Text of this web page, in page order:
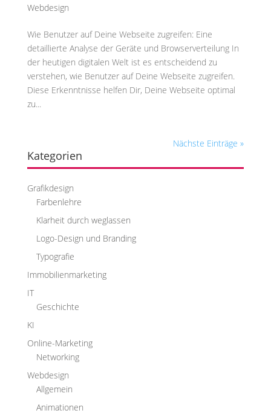
Webdesign
Wie Benutzer auf Deine Webseite zugreifen: Eine
detaillierte Analyse der Geräte und Browserverteilung In
der heutigen digitalen Welt ist es entscheidend zu
verstehen, wie Benutzer auf Deine Webseite zugreifen.
Diese Erkenntnisse helfen Dir, Deine Webseite optimal
zu...
Nächste Einträge »
Kategorien
Grafikdesign
Farbenlehre
Klarheit durch weglassen
Logo-Design und Branding
Typografie
Immobilienmarketing
IT
Geschichte
KI
Online-Marketing
Networking
Webdesign
Allgemein
Animationen